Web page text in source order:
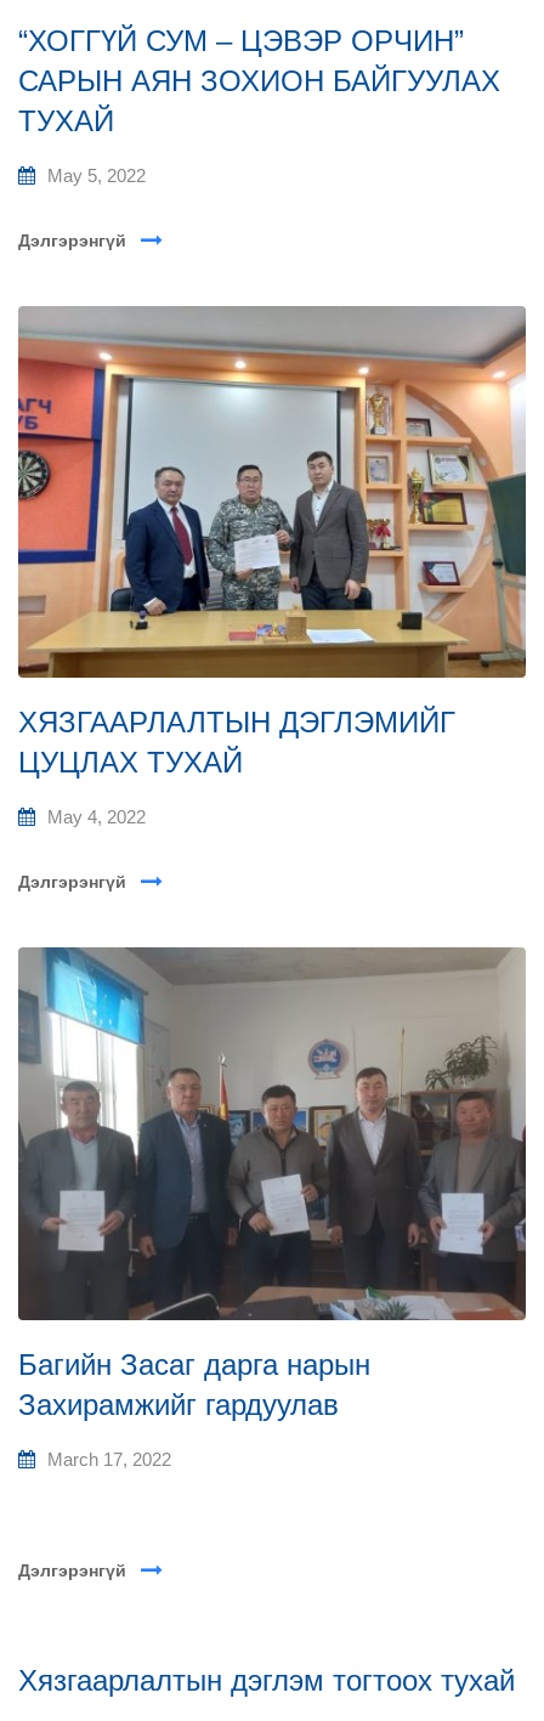
“ХОГГҮЙ СУМ – ЦЭВЭР ОРЧИН”
САРЫН АЯН ЗОХИОН БАЙГУУЛАХ
ТУХАЙ
May 5, 2022
Дэлгэрэнгүй
ХЯЗГААРЛАЛТЫН ДЭГЛЭМИЙГ
ЦУЦЛАХ ТУХАЙ
May 4, 2022
Дэлгэрэнгүй
Багийн Засаг дарга нарын
Захирамжийг гардуулав
March 17, 2022
Дэлгэрэнгүй
Хязгаарлалтын дэглэм тогтоох тухай